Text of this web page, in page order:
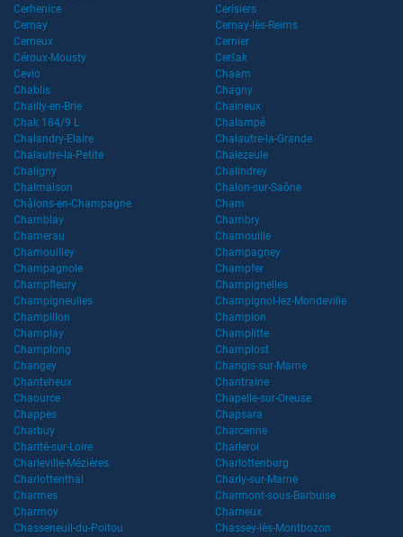
Cerhenice
Cerisiers
Cernay
Cernay-lès-Reims
Cerneux
Cernier
Céroux-Mousty
Ceršak
Cevio
Chaam
Chablis
Chagny
Chailly-en-Brie
Chaineux
Chak 184/9 L
Chalampé
Chalandry-Elaire
Chalautre-la-Grande
Chalautre-la-Petite
Chalezeule
Chaligny
Chalindrey
Chalmaison
Chalon-sur-Saône
Châlons-en-Champagne
Cham
Chamblay
Chambry
Chamerau
Chamouille
Chamouilley
Champagney
Champagnole
Champfer
Champfleury
Champignelles
Champigneulles
Champignol-lez-Mondeville
Champillon
Champion
Champlay
Champlitte
Champlong
Champlost
Changey
Changis-sur-Marne
Chanteheux
Chantraine
Chaource
Chapelle-sur-Oreuse
Chappes
Chapsara
Charbuy
Charcenne
Charité-sur-Loire
Charleroi
Charleville-Mézières
Charlottenburg
Charlottenthal
Charly-sur-Marne
Charmes
Charmont-sous-Barbuise
Charmoy
Charneux
Chasseneuil-du-Poitou
Chassey-lès-Montbozon